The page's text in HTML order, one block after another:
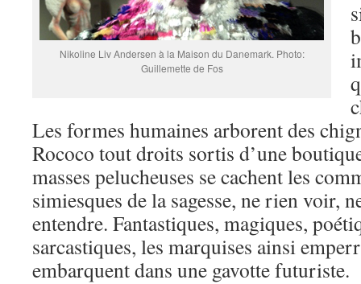
Nikoline Liv Andersen à la Maison du Danemark. Photo:
Guillemette de Fos
Les formes humaines arborent des
Rococo tout droits sortis d’une
masses pelucheuses se cachent les
simiesques de la sagesse, ne rien voir,
entendre. Fantastiques, magiques,
sarcastiques, les marquises ainsi
embarquent dans une gavotte futuriste.